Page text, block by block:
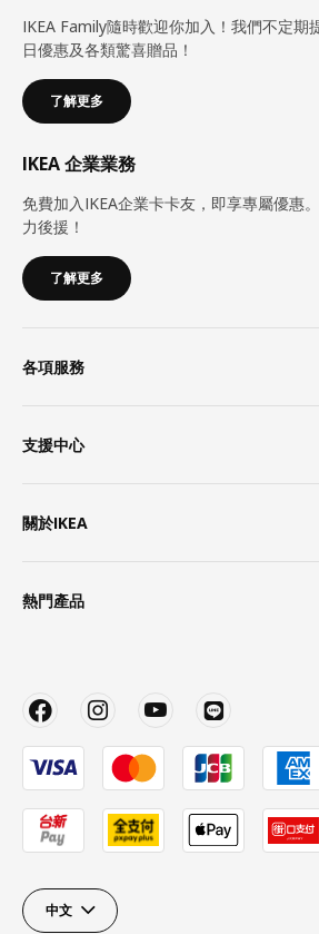
IKEA Family隨時歡迎你加入！我們不定期
日優惠及各類驚喜贈品！
了解更多
IKEA 企業業務
免費加入IKEA企業卡卡友，即享專屬優惠
力後援！
了解更多
各項服務
支援中心
關於IKEA
熱門產品
中文